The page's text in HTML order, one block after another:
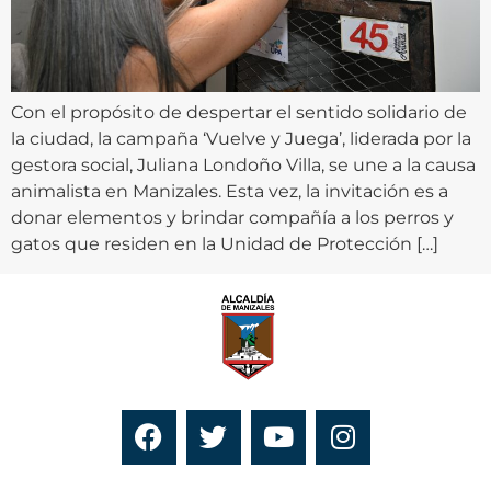
Con el propósito de despertar el sentido solidario de
la ciudad, la campaña ‘Vuelve y Juega’, liderada por la
gestora social, Juliana Londoño Villa, se une a la causa
animalista en Manizales. Esta vez, la invitación es a
donar elementos y brindar compañía a los perros y
gatos que residen en la Unidad de Protección […]